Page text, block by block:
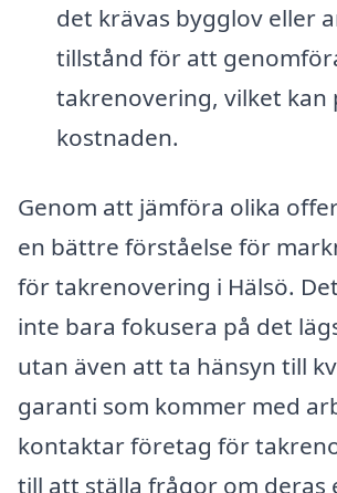
det krävas bygglov eller
tillstånd för att
takrenovering, vilket kan
kostnaden.
Genom att jämföra olika
en bättre förståelse för
för takrenovering i Hälsö.
inte bara fokusera på det
utan även att ta hänsyn till
garanti som kommer med
kontaktar företag för
till att ställa frågor om deras